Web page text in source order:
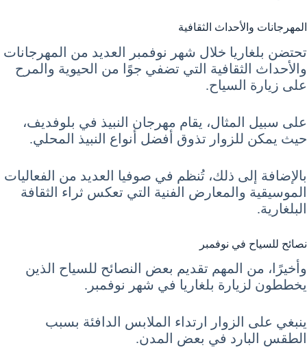
المهرجانات والأحداث الثقافية
تحتضن بلغاريا خلال شهر نوفمبر العديد من المهرجانات
والأحداث الثقافية التي تضفي جوًا من الحيوية والمرح
على زيارة السياح.
على سبيل المثال، يقام مهرجان النبيذ في بلوفديف،
حيث يمكن للزوار تذوق أفضل أنواع النبيذ المحلي.
بالإضافة إلى ذلك، تُنظم في صوفيا العديد من الفعاليات
الموسيقية والمعارض الفنية التي تعكس ثراء الثقافة
البلغارية.
نصائح للسياح في نوفمبر
وأخيرًا، من المهم تقديم بعض النصائح للسياح الذين
يخططون لزيارة بلغاريا في شهر نوفمبر.
ينبغي على الزوار ارتداء الملابس الدافئة بسبب
الطقس البارد في بعض المدن.